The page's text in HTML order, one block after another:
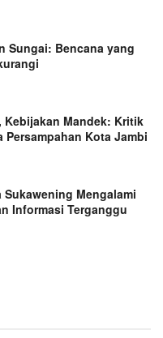
Sungai: Bencana yang
Kebijakan Mandek: Kritik
Persampahan Kota Jambi
Sukawening Mengalami
Informasi Terganggu